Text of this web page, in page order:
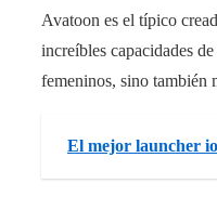
Avatoon es el típico
increíbles capacidades
femeninos, sino también
El mejor launcher